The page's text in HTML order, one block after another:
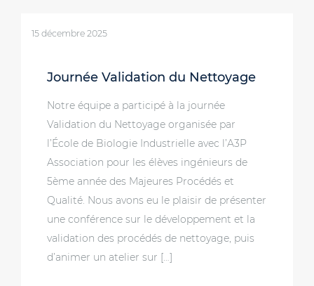
15 décembre 2025
Journée Validation du Nettoyage
Notre équipe a participé à la journée
Validation du Nettoyage organisée par
l’École de Biologie Industrielle avec l’A3P
Association pour les élèves ingénieurs de
5ème année des Majeures Procédés et
Qualité. Nous avons eu le plaisir de présenter
une conférence sur le développement et la
validation des procédés de nettoyage, puis
d’animer un atelier sur […]